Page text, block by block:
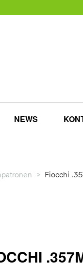
NEWS
> Fiocchi